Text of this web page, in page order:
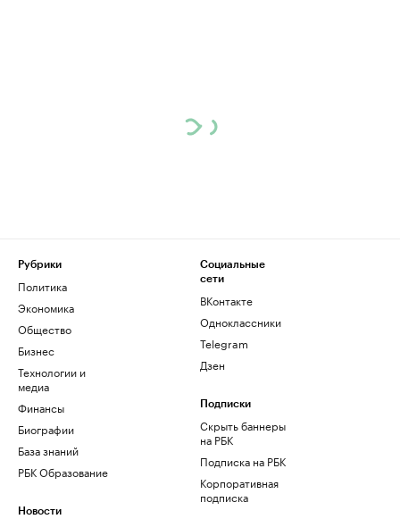
Рубрики
Политика
Экономика
Общество
Бизнес
Технологии и
медиа
Финансы
Биографии
База знаний
РБК Образование
Новости
Социальные
сети
ВКонтакте
Одноклассники
Telegram
Дзен
Подписки
Скрыть баннеры
на РБК
Подписка на РБК
Корпоративная
подписка